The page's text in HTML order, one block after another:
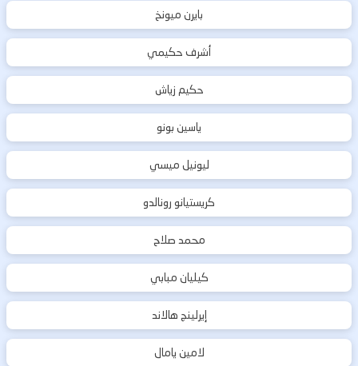
بايرن ميونخ
أشرف حكيمي
حكيم زياش
ياسين بونو
ليونيل ميسي
كريستيانو رونالدو
محمد صلاح
كيليان مبابي
إيرلينج هالاند
لامين يامال